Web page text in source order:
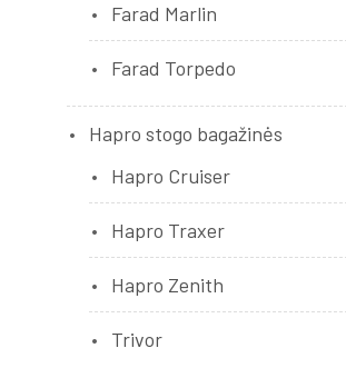
Farad Marlin
Farad Torpedo
Hapro stogo bagažinės
Hapro Cruiser
Hapro Traxer
Hapro Zenith
Trivor